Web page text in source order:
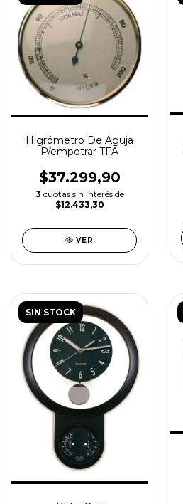
Higrómetro De Aguja
P/empotrar TFA
$37.299,90
3 cuotas sin interés de
$12.433,30
VER
SIN STOCK